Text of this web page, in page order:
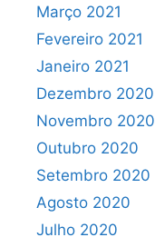
Março 2021
Fevereiro 2021
Janeiro 2021
Dezembro 2020
Novembro 2020
Outubro 2020
Setembro 2020
Agosto 2020
Julho 2020